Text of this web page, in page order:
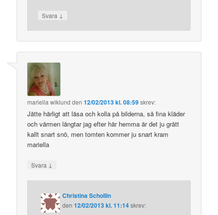
Svara ↓
mariella wiklund den12/02/2013 kl. 08:59skrev:
Jätte härligt att läsa och kolla på bilderna, så fina kläder
och värmen längtar jag efter här hemma är det ju grått
kallt snart snö, men tomten kommer ju snart kram
mariella
Svara ↓
Christina Schollin
den12/02/2013 kl. 11:14skrev: